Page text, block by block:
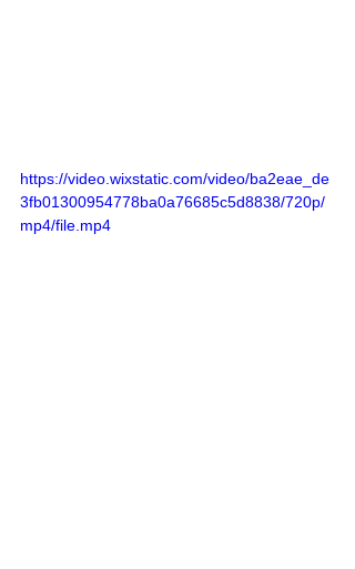
https://video.wixstatic.com/video/ba2eae_de
3fb01300954778ba0a76685c5d8838/720p/
mp4/file.mp4